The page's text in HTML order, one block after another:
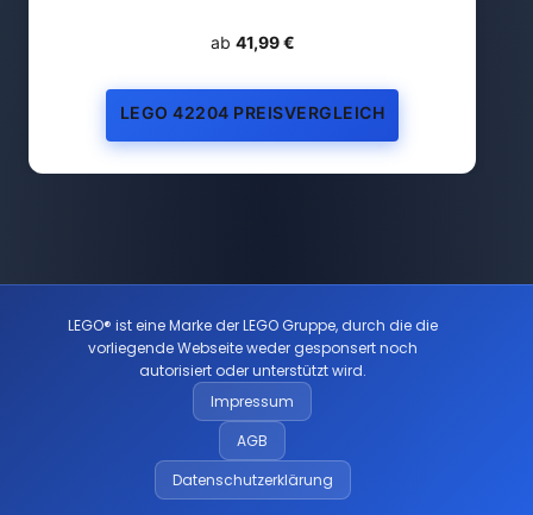
ab 41,99 €
LEGO 42204 PREISVERGLEICH
LEGO® ist eine Marke der LEGO Gruppe, durch die die
vorliegende Webseite weder gesponsert noch
autorisiert oder unterstützt wird.
Impressum
AGB
Datenschutzerklärung